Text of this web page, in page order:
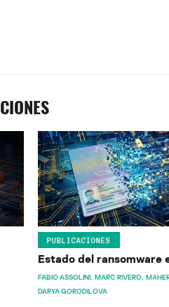
PUBLICACIONES
Estado del ransomware
FABIO ASSOLINI MARC RIVERO
DARYA GORODILOVA